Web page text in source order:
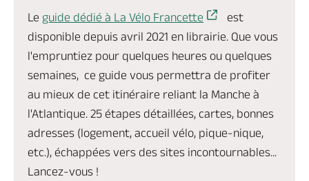
Le guide dédié à La Vélo Francette
est
disponible depuis avril 2021 en librairie. Que vous
l'empruntiez pour quelques heures ou quelques
semaines, ce guide vous permettra de profiter
au mieux de cet itinéraire reliant la Manche à
l'Atlantique. 25 étapes détaillées, cartes, bonnes
adresses (logement, accueil vélo, pique-nique,
etc.), échappées vers des sites incontournables...
Lancez-vous !